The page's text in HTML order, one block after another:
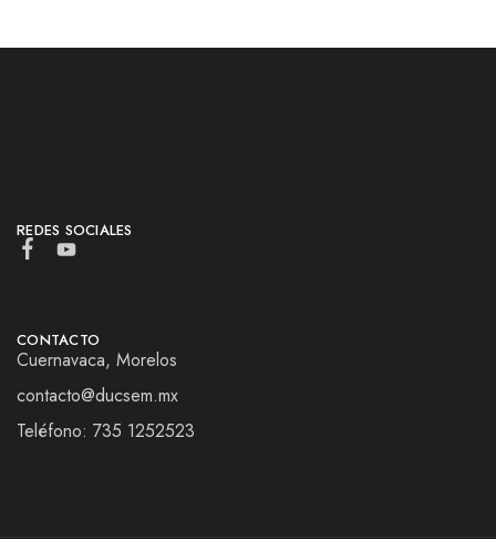
REDES SOCIALES
CONTACTO
Cuernavaca, Morelos
contacto@ducsem.mx
Teléfono: 735 1252523